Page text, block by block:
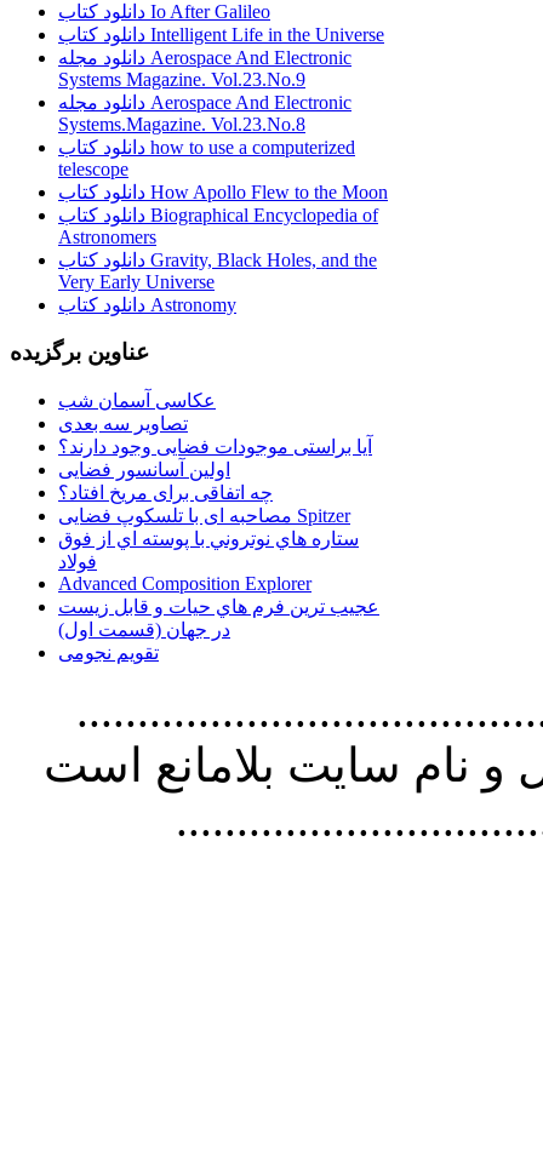
دانلود کتاب Io After Galileo
دانلود کتاب Intelligent Life in the Universe
دانلود مجله Aerospace And Electronic
Systems Magazine. Vol.23.No.9
دانلود مجله Aerospace And Electronic
Systems.Magazine. Vol.23.No.8
دانلود کتاب how to use a computerized
telescope
دانلود کتاب How Apollo Flew to the Moon
دانلود کتاب Biographical Encyclopedia of
Astronomers
دانلود کتاب Gravity, Black Holes, and the
Very Early Universe
دانلود کتاب Astronomy
عناوین برگزیده
عکاسی آسمان شب
تصاویر سه بعدی
آیا براستی موجودات فضایی وجود دارند؟
اولین آسانسور فضایی
چه اتفاقی برای مریخ افتاد؟
مصاحبه ای با تلسکوپ فضایی Spitzer
ستاره هاي نوتروني با پوسته اي از فوق
فولاد
Advanced Composition Explorer
عجیب ترین فرم هاي حيات و قابل زيست
در جهان (قسمت اول)
تقویم نجومی
استفاده از
نام سايت بلامانع است